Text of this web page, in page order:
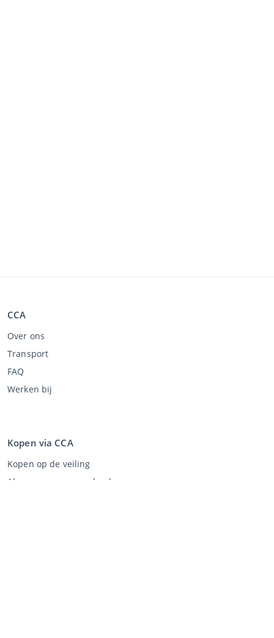
CCA
Over ons
Transport
FAQ
Werken bij
Kopen via CCA
Kopen op de veiling
Algemene voorwaarden koper